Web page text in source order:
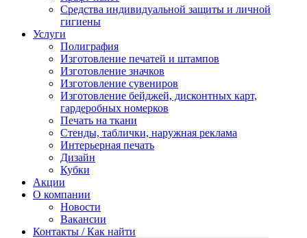
Средства индивидуальной защиты и личной
гигиены
Услуги
Полиграфия
Изготовление печатей и штампов
Изготовление значков
Изготовление сувениров
Изготовление бейджей, дисконтных карт,
гардеробных номерков
Печать на ткани
Стенды, таблички, наружная реклама
Интерьерная печать
Дизайн
Кубки
Акции
О компании
Новости
Вакансии
Контакты / Как найти